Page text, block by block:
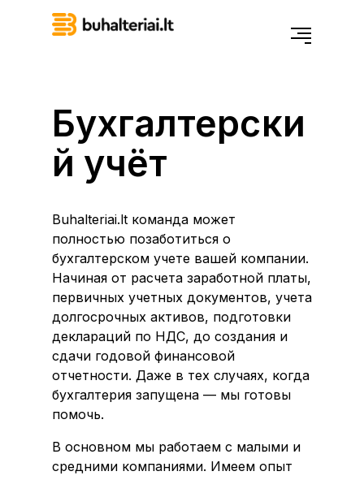
Бухгалтерски
й учёт
Buhalteriai.lt команда может
полностью позаботиться о
бухгалтерском учете вашей компании.
Начиная от расчета заработной платы,
первичных учетных документов, учета
долгосрочных активов, подготовки
деклараций по НДС, до создания и
сдачи годовой финансовой
отчетности. Даже в тех случаях, когда
бухгалтерия запущена — мы готовы
помочь.
В основном мы работаем с малыми и
средними компаниями. Имеем опыт